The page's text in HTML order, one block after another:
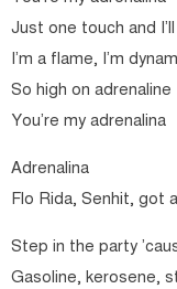
Just one touch and
I’m a flame, I’m
So high on adrenaline
You’re my adrenalina
Adrenalina
Flo Rida, Senhit, got
Step in the party
Gasoline, kerosene,